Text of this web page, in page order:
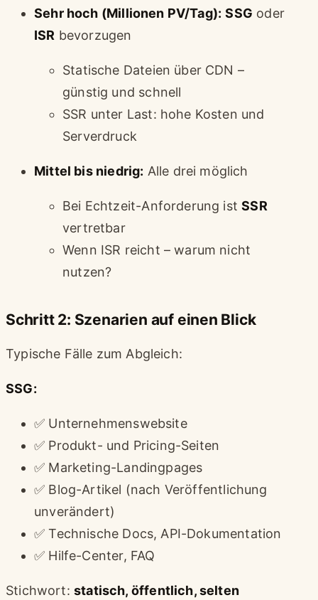
Sehr hoch (Millionen PV/Tag): SSG oder
ISR bevorzugen
Statische Dateien über CDN –
günstig und schnell
SSR unter Last: hohe Kosten und
Serverdruck
Mittel bis niedrig: Alle drei möglich
Bei Echtzeit-Anforderung istSSR
vertretbar
Wenn ISR reicht – warum nicht
nutzen?
Schritt 2: Szenarien auf einen Blick
Typische Fälle zum Abgleich:
SSG:
✅ Unternehmenswebsite
✅ Produkt- und Pricing-Seiten
✅ Marketing-Landingpages
✅ Blog-Artikel (nach Veröffentlichung
unverändert)
✅ Technische Docs, API-Dokumentation
✅ Hilfe-Center, FAQ
Stichwort: statisch, öffentlich, selten